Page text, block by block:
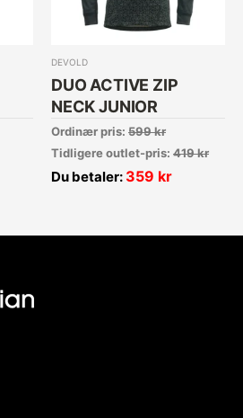
DEVOLD
DUO ACTIVE ZIP
NECK JUNIOR
Ordinær pris: 599kr
Tidligere outlet-pris: 419kr
Du betaler: 359 kr